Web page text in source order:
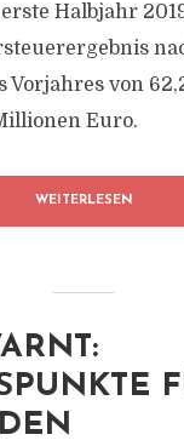
Halbjahr
Vorjahres von
Euro.
WEITERLESEN